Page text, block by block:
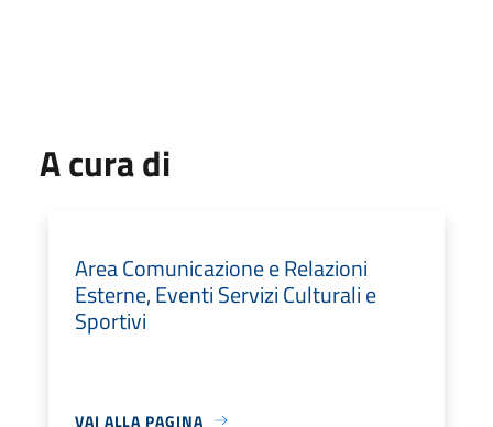
A cura di
Area Comunicazione e Relazioni
Esterne, Eventi Servizi Culturali e
Sportivi
VAI ALLA PAGINA